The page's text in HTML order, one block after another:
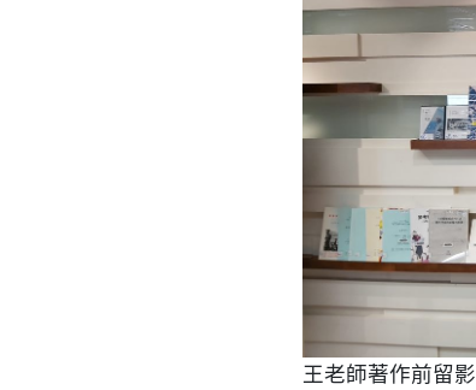
王老師著作前留影